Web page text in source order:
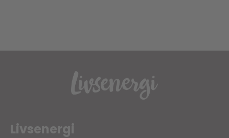
Livsenergi